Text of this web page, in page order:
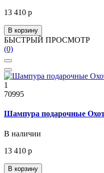
13 410 р
В корзину
БЫСТРЫЙ ПРОСМОТР
(0)
1
70995
Шампура подарочные
В наличии
13 410 р
В корзину